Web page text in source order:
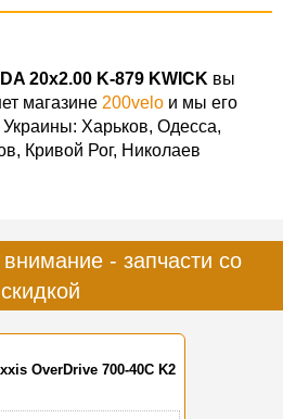
20x2.00 K-879 KWICK вы
магазине 200velo и мы его
Харьков, Одесса,
Кривой Рог, Николаев
- запчасти со
скидкой
OverDrive 700-40C K2